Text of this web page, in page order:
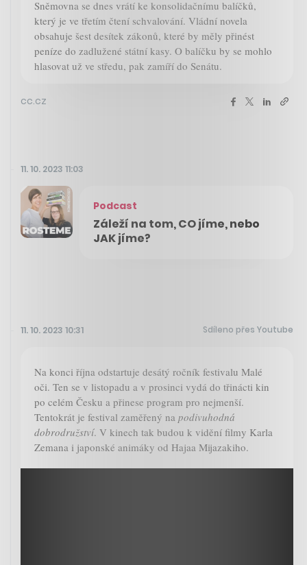
Sněmovna se dnes vrátí ke konsolidačnímu balíčků,
který je ve třetím čtení schvalování. Vládní novela
obsahuje šest desítek zákonů, které by měly přinést
peníze do zadlužené státní kasy. O balíčku by se mohlo
hlasovat už ve středu, pak zamíří do Senátu.
cc.cz
11. 10. 2023 11:03
Podcast
Záleží na tom, CO jíme, nebo
JAK jíme?
11. 10. 2023 10:31 Sdíleno přes Youtube
Na konci října odstartuje desátý ročník festivalu Malé
oči. Ten se v listopadu a v prosinci vydá do třinácti kin
po celém Česku a přinese program pro nejmenší.
Tentokrát je festival zaměřený na podivuhodná
dobrodružství. V kinech tak budou k vidění filmy Karla
Zemana i japonské animáky od Hajaa Mijazakiho.